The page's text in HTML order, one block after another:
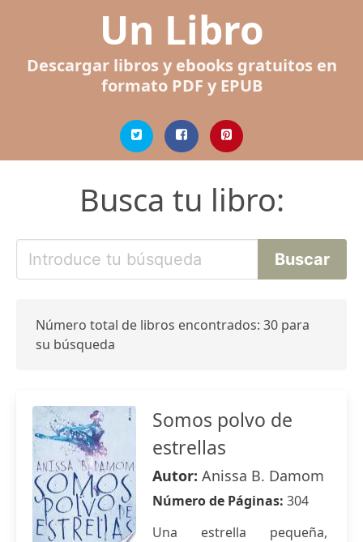
Un Libro
Descargar libros y ebooks gratuitos en
formato PDF y EPUB
Busca tu libro:
Número total de libros encontrados: 30 para
su búsqueda
Somos polvo de
estrellas
Autor: Anissa B. Damom
Número de Páginas: 304
Una estrella pequeña,